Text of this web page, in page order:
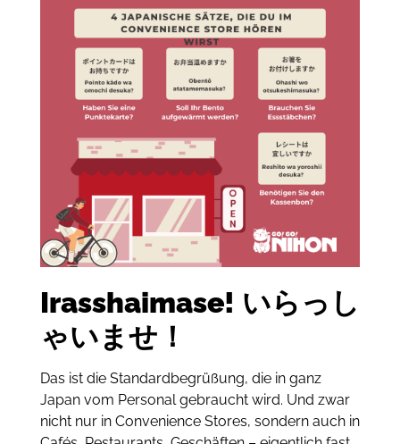
Irasshaimase! いらっし
ゃいませ！
Das ist die Standardbegrüßung, die in ganz
Japan vom Personal gebraucht wird. Und zwar
nicht nur in Convenience Stores, sondern auch in